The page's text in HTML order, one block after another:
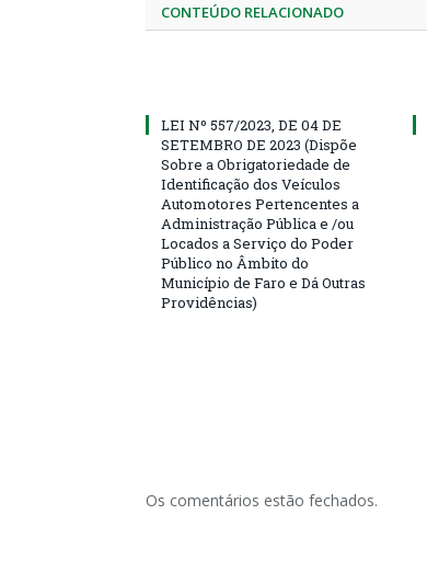
CONTEÚDO RELACIONADO
LEI Nº 557/2023, DE 04 DE
SETEMBRO DE 2023 (Dispõe
Sobre a Obrigatoriedade de
Identificação dos Veículos
Automotores Pertencentes a
Administração Pública e /ou
Locados a Serviço do Poder
Público no Âmbito do
Município de Faro e Dá Outras
Providências)
Os comentários estão fechados.